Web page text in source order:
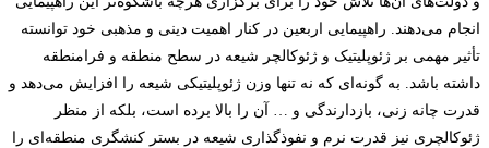
انجام می‌دهند. راهپیمایی اربعین در کنار اهمیت دینی و مذهبی خود توانسته
تأثیر مهمی بر ژئوپلیتیک و ژئوکالچر شیعه در سطح منطقه و فرامنطقه
داشته باشد. به گونه‌ای که نه تنها وزن ژئوپلیتیکی شیعه را افزایش می‌دهد و
قدرت چانه زنی، بازدارندگی و … آن را بالا برده است، بلکه از منظر
ژئوکالچری نیز قدرت نرم و نفوذگذاری شیعه در بستر کنشگری منطقه‌ای را